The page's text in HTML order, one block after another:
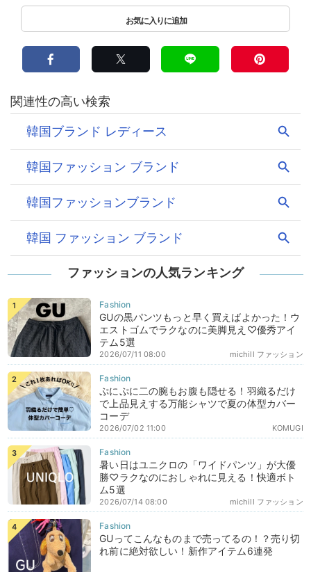
ファッションの人気ランキング
GUの黒パンツもっと早く買えばよかった！ウ
エストゴムでラクなのに美脚見え♡優秀アイ
テム5選
michill ファッション
2026/07/11 08:00
ぷにぷに二の腕もお腹も隠せる！羽織るだけ
で上品見えする万能シャツで夏の体型カバー
コーデ
KOMUGI
2026/07/02 11:00
暑い日はユニクロの「ワイドパンツ」が大優
勝♡ラクなのにおしゃれに見える！快適ボト
ム5選
michill ファッション
2026/07/14 08:00
GUってこんなものまで売ってるの！？売り切
れ前に絶対欲しい！新作アイテム6連発